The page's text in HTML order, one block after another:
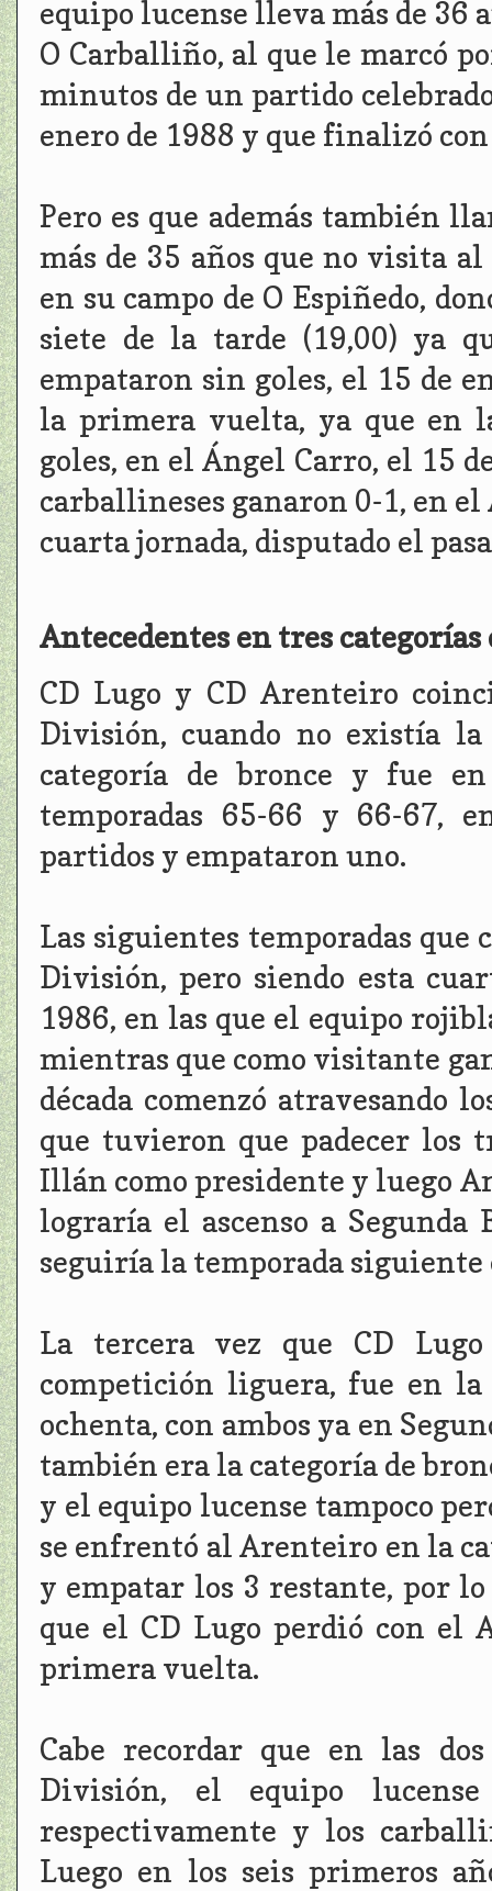
equipo lucense lleva más de 36
O Carballiño, al que le marcó
minutos de un partido
enero de 1988 y que finalizó
Pero es que además también
más de 35 años que no visita
en su campo de O Espiñedo,
siete de la tarde (19,00) ya
empataron sin goles, el 15 de
la primera vuelta, ya que en
goles, en el Ángel Carro, el 15
carballineses ganaron 0-1, en
cuarta jornada, disputado el
Antecedentes en tres
CD Lugo y CD Arenteiro
División, cuando no existía
categoría de bronce y fue
temporadas 65-66 y 66-67,
partidos y empataron uno.
Las siguientes temporadas
División, pero siendo esta
1986, en las que el equipo
mientras que como visitante
década comenzó atravesando
que tuvieron que padecer los
Illán como presidente y luego
lograría el ascenso a
seguiría la temporada siguiente
La tercera vez que CD
competición liguera, fue en la
ochenta, con ambos ya en
también era la categoría de
y el equipo lucense tampoco
se enfrentó al Arenteiro en la
y empatar los 3 restante, por
que el CD Lugo perdió con el
primera vuelta.
Cabe recordar que en las
División, el equipo
respectivamente y los
Luego en los seis primeros